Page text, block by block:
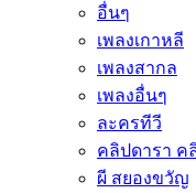
อื่นๆ
เพลงเกาหลี
เพลงสากล
เพลงอื่นๆ
ละครทีวี
คลิปดารา ค
ผี สยองขวัญ